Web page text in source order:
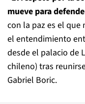
mueve para
con la paz es el
el entendimiento
desde el palacio de
chileno) tras
Gabriel Boric.